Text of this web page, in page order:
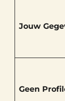
Jouw
Geen